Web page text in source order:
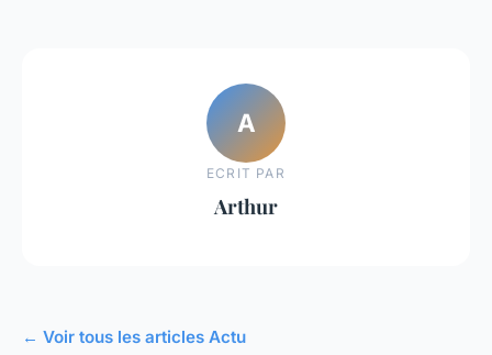
A
ECRIT PAR
Arthur
← Voir tous les articles Actu